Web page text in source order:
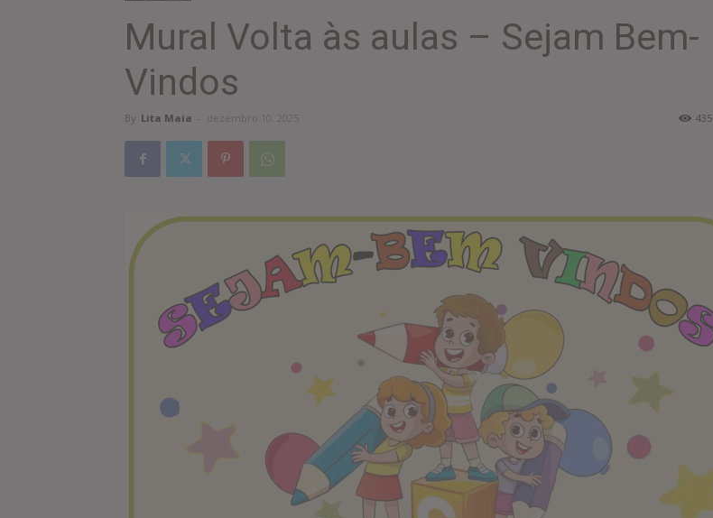
Mural Volta às aulas – Sejam Bem-
Vindos
By Lita Maia - dezembro 10, 2025 435